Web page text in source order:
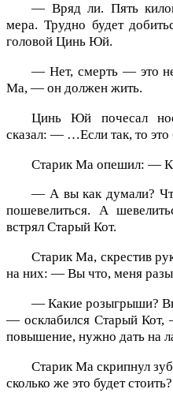
— Вряд ли. Пять
мера. Трудно будет
головой Цинь Юй.
— Нет, смерть — это
Ма, — он должен жить.
Цинь Юй почесал
сказал: — …Если так, то это
Старик Ма опешил: —
— А вы как думали?
пошевелиться. А
встрял Старый Кот.
Старик Ма, скрестив
на них: — Вы что, меня
— Какие розыгрыши?
— осклабился Старый
повышение, нужно дать на
Старик Ма скрипнул
сколько же это будет стоить?